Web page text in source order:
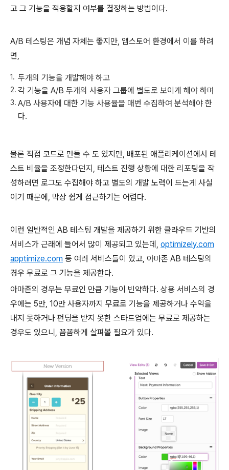
고 그 기능을 적용할지 여부를 결정하는 방법이다.
A/B 테스팅은 개념 자체는 좋지만, 앱스토어 환경에서 이를 하려
면,
두개의 기능을 개발해야 하고
각 기능을 A/B 두개의 사용자 그룹에 별도로 보이게 해야 하며
A/B 사용자에 대한 기능 사용율을 매번 수집하여 분석해야 한
다.
물론 직접 코드로 만들 수 도 있지만, 배포된 애플리케이션에서 테
스트 비율을 조정한다던지, 테스트 진행 상황에 대한 리포팅을 작
성하려면 로그도 수집해야 하고 별도의 개발 노력이 드는게 사실
이기 때문에, 막상 쉽게 접근하기는 어렵다.
이런 일반적인 AB 테스팅 개발을 제공하기 위한 클라우드 기반의
서비스가 근래에 들어서 많이 제공되고 있는데, optimizely.com
apptimize.com 등 여러 서비스들이 있고, 아마존 AB 테스팅의
경우 무료로 그 기능을 제공한다.
아마존의 경우는 무료인 만큼 기능이 빈약하다. 상용 서비스의 경
우에는 5만, 10만 사용자까지 무료로 기능을 제공하거나 수익을
내지 못하거나 펀딩을 받지 못한 스타트업에는 무료로 제공하는
경우도 있으니, 꼼꼼하게 살펴볼 필요가 있다.